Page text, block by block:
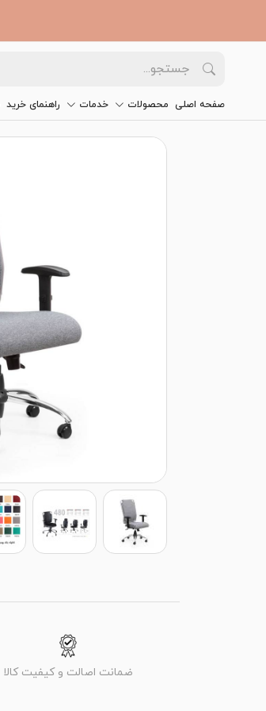
صفحه اصلی محصولات خدمات راهنمای خرید
ضمانت اصالت و کیفیت کالا